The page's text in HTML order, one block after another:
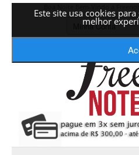
Este site usa cookies
melhor